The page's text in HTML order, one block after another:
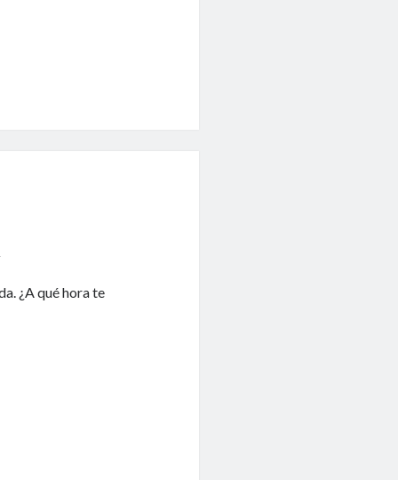
¿A qué hora te